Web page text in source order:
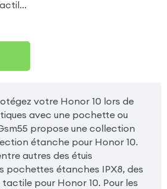
votre Honor 10 lors de
avec une pochette ou
propose une collection
étanche pour Honor 10.
autres des étuis
pochettes étanches IPX8, des
pour Honor 10. Pour les